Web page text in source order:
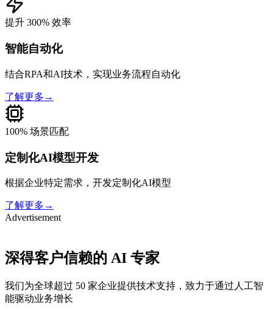
提升 300% 效率
智能自动化
结合RPA和AI技术，实现业务流程自动化
了解更多 →
100% 场景匹配
定制化AI模型开发
根据企业特定需求，开发定制化AI模型
了解更多 →
Advertisement
深得客户信赖的 AI 专家
我们为全球超过 50 家企业提供技术支持，致力于通过人工智
能驱动业务增长